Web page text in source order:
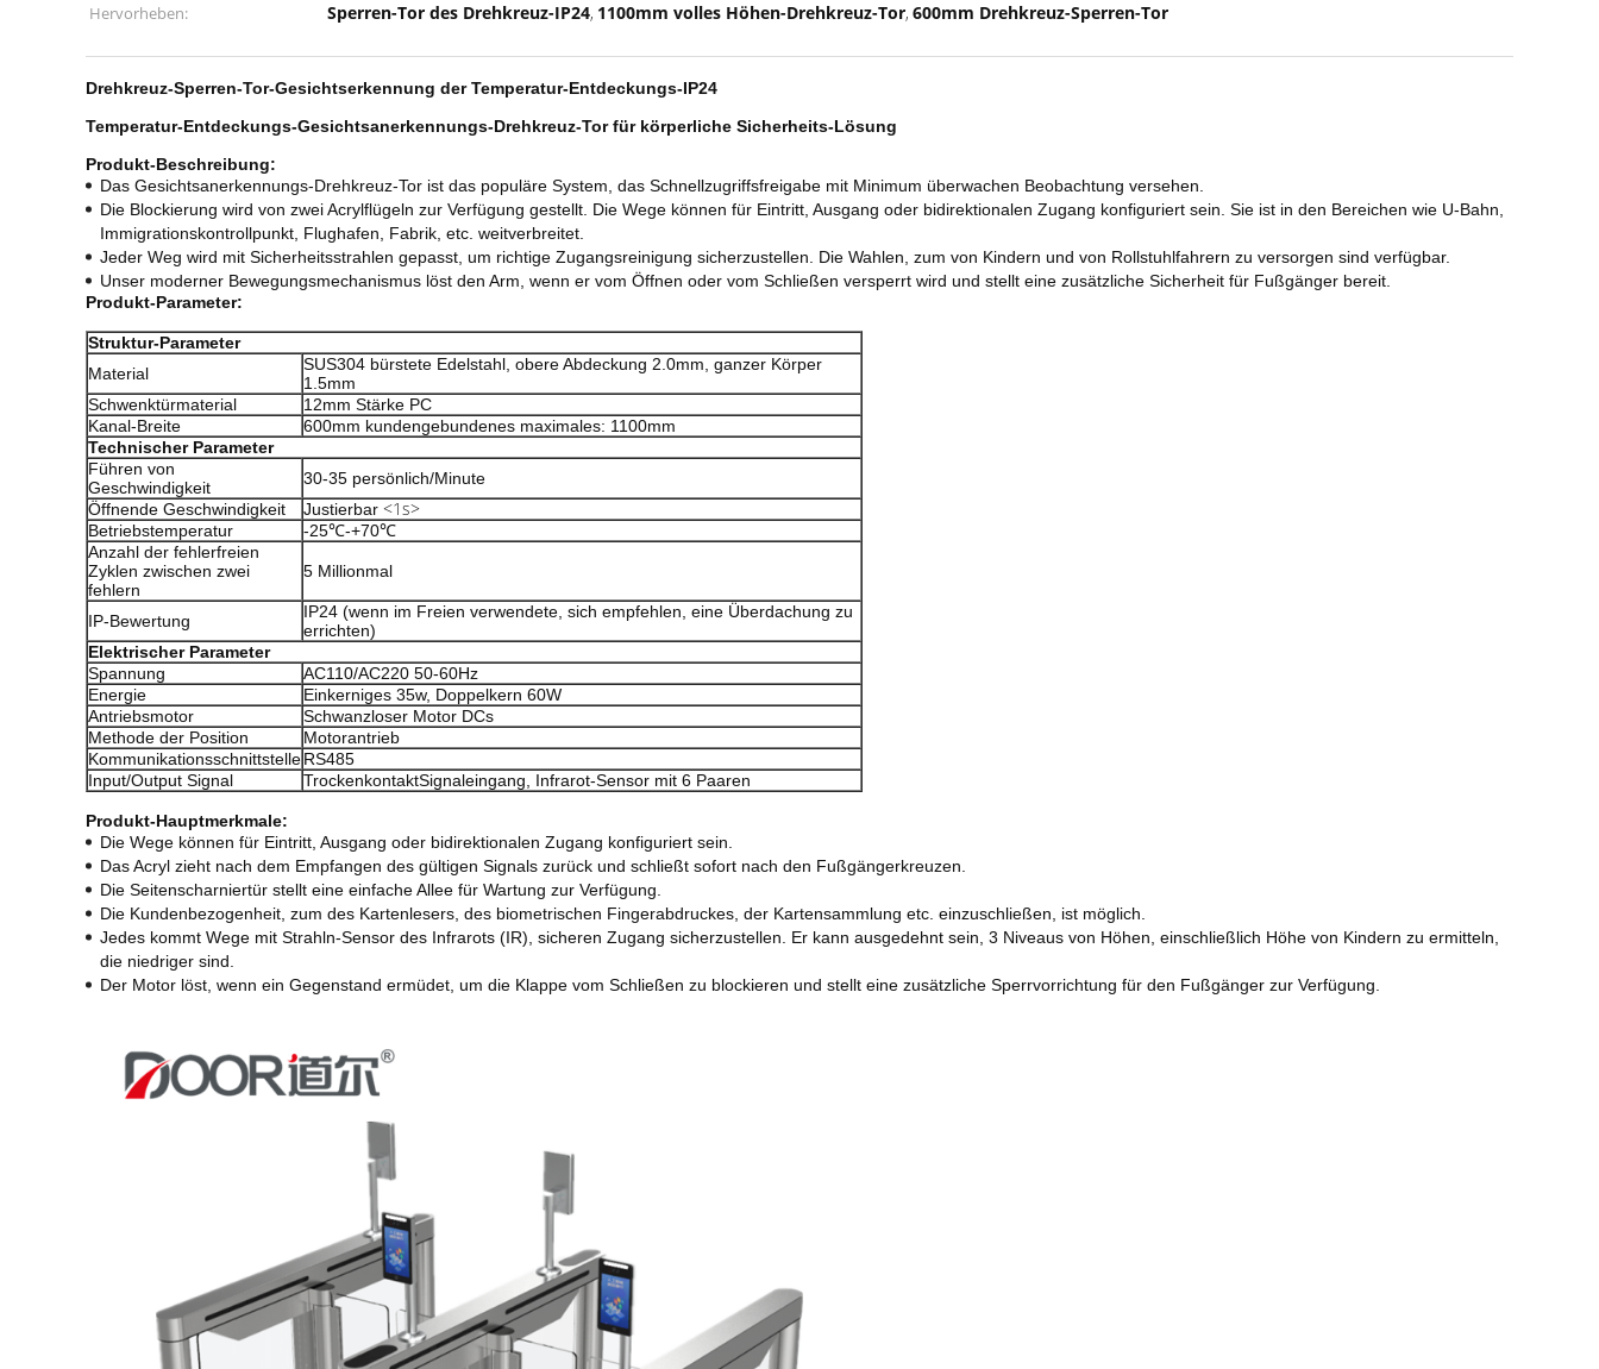
Hervorheben:
Sperren-Tor des Drehkreuz-IP24, 1100mm volles Höhen-Drehkreuz-Tor, 600mm Drehkreuz-Sperren-Tor
Drehkreuz-Sperren-Tor-Gesichtserkennung der Temperatur-Entdeckungs-IP24
Temperatur-Entdeckungs-Gesichtsanerkennungs-Drehkreuz-Tor für körperliche Sicherheits-Lösung
Produkt-Beschreibung:
Das Gesichtsanerkennungs-Drehkreuz-Tor ist das populäre System, das Schnellzugriffsfreigabe mit Minimum überwachen Beobachtung versehen.
Die Blockierung wird von zwei Acrylflügeln zur Verfügung gestellt. Die Wege können für Eintritt, Ausgang oder bidirektionalen Zugang konfiguriert sein. Sie ist in den Bereichen wie U-Bahn,
Immigrationskontrollpunkt, Flughafen, Fabrik, etc. weitverbreitet.
Jeder Weg wird mit Sicherheitsstrahlen gepasst, um richtige Zugangsreinigung sicherzustellen. Die Wahlen, zum von Kindern und von Rollstuhlfahrern zu versorgen sind verfügbar.
Unser moderner Bewegungsmechanismus löst den Arm, wenn er vom Öffnen oder vom Schließen versperrt wird und stellt eine zusätzliche Sicherheit für Fußgänger bereit.
Produkt-Parameter:
Struktur-Parameter
Material
SUS304 bürstete Edelstahl, obere Abdeckung 2.0mm, ganzer Körper
1.5mm
Schwenktürmaterial
12mm Stärke PC
Kanal-Breite
600mm kundengebundenes maximales: 1100mm
Technischer Parameter
Führen von
Geschwindigkeit
30-35 persönlich/Minute
Öffnende Geschwindigkeit
Justierbar <1s>
Betriebstemperatur
-25℃-+70℃
Anzahl der fehlerfreien
Zyklen zwischen zwei
fehlern
5 Millionmal
IP-Bewertung
IP24 (wenn im Freien verwendete, sich empfehlen, eine Überdachung zu
errichten)
Elektrischer Parameter
Spannung
AC110/AC220 50-60Hz
Energie
Einkerniges 35w, Doppelkern 60W
Antriebsmotor
Schwanzloser Motor DCs
Methode der Position
Motorantrieb
KommunikationsschnittstelleRS485
Input/Output Signal
TrockenkontaktSignaleingang, Infrarot-Sensor mit 6 Paaren
Produkt-Hauptmerkmale:
Die Wege können für Eintritt, Ausgang oder bidirektionalen Zugang konfiguriert sein.
Das Acryl zieht nach dem Empfangen des gültigen Signals zurück und schließt sofort nach den Fußgängerkreuzen.
Die Seitenscharniertür stellt eine einfache Allee für Wartung zur Verfügung.
Die Kundenbezogenheit, zum des Kartenlesers, des biometrischen Fingerabdruckes, der Kartensammlung etc. einzuschließen, ist möglich.
Jedes kommt Wege mit Strahln-Sensor des Infrarots (IR), sicheren Zugang sicherzustellen. Er kann ausgedehnt sein, 3 Niveaus von Höhen, einschließlich Höhe von Kindern zu ermitteln,
die niedriger sind.
Der Motor löst, wenn ein Gegenstand ermüdet, um die Klappe vom Schließen zu blockieren und stellt eine zusätzliche Sperrvorrichtung für den Fußgänger zur Verfügung.